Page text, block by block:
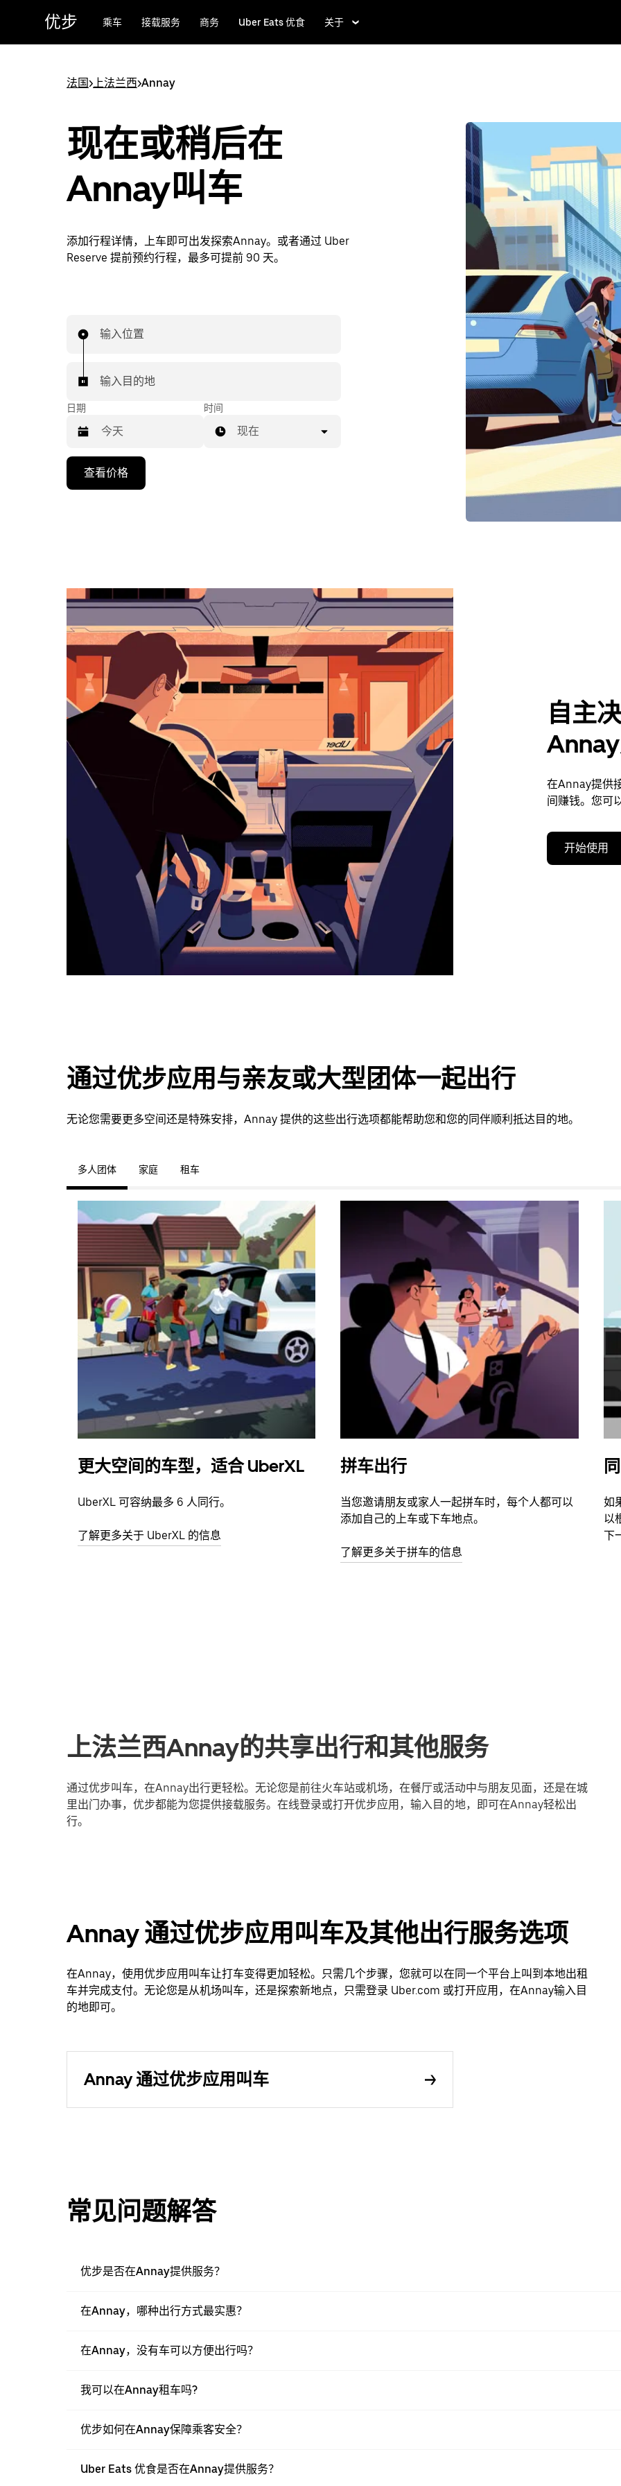
优步 乘车 接载服务 商务 Uber Eats 优食 关于
法国>上法兰西>Annay
现在或稍后在
Annay叫车
添加行程详情，上车即可出发探索Annay。或者通过 Uber
Reserve 提前预约行程，最多可提前 90 天。
输入位置
输入目的地
日期
向
览
历
日
期。
退
日
历。
时间
现在
查看价格
自主
在Annay提供
间赚钱。您可
开始使用
通过优步应用与亲友或大型团体一起出行
无论您需要更多空间还是特殊安排，Annay 提供的这些出行选项都能帮助您和您的同伴顺利抵达目的地。
多人团体 家庭 租车
更大空间的车型，适合 UberXL
UberXL 可容纳最多 6 人同行。
了解更多关于 UberXL 的信息
拼车出行
当您邀请朋友或家人一起拼车时，每个人都可以
添加自己的上车或下车地点。
了解更多关于拼车的信息
如
以
下
上法兰西Annay的共享出行和其他服务
通过优步叫车，在Annay出行更轻松。无论您是前往火车站或机场，在餐厅或活动中与朋友见面，还是在城
里出门办事，优步都能为您提供接载服务。在线登录或打开优步应用，输入目的地，即可在Annay轻松出
行。
Annay 通过优步应用叫车及其他出行服务选项
在Annay，使用优步应用叫车让打车变得更加轻松。只需几个步骤，您就可以在同一个平台上叫到本地出租
车并完成支付。无论您是从机场叫车，还是探索新地点，只需登录 Uber.com 或打开应用，在Annay输入目
的地即可。
Annay 通过优步应用叫车
常见问题解答
优步是否在Annay提供服务？
在Annay，哪种出行方式最实惠？
在Annay，没有车可以方便出行吗？
我可以在Annay租车吗?
优步如何在Annay保障乘客安全？
Uber Eats 优食是否在Annay提供服务？